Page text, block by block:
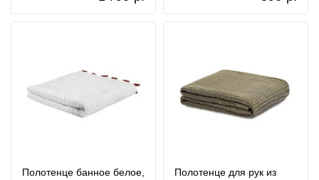
Полотенце банное белое,
Полотенце для рук из